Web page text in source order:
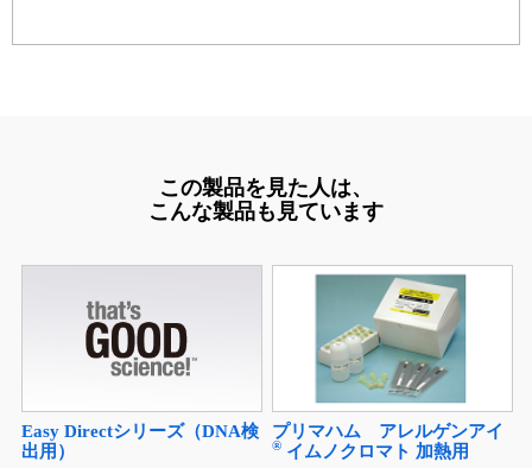
この製品を見た人は、
こんな製品も見ています
Easy Directシリーズ（DNA検
出用）
プリマハム アレルゲンアイ
® イムノクロマト 加熱用